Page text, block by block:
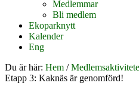
Medlemmar
Bli medlem
Ekoparknytt
Kalender
Eng
Du är här: Hem /
Etapp 3: Kaknäs är genomförd!